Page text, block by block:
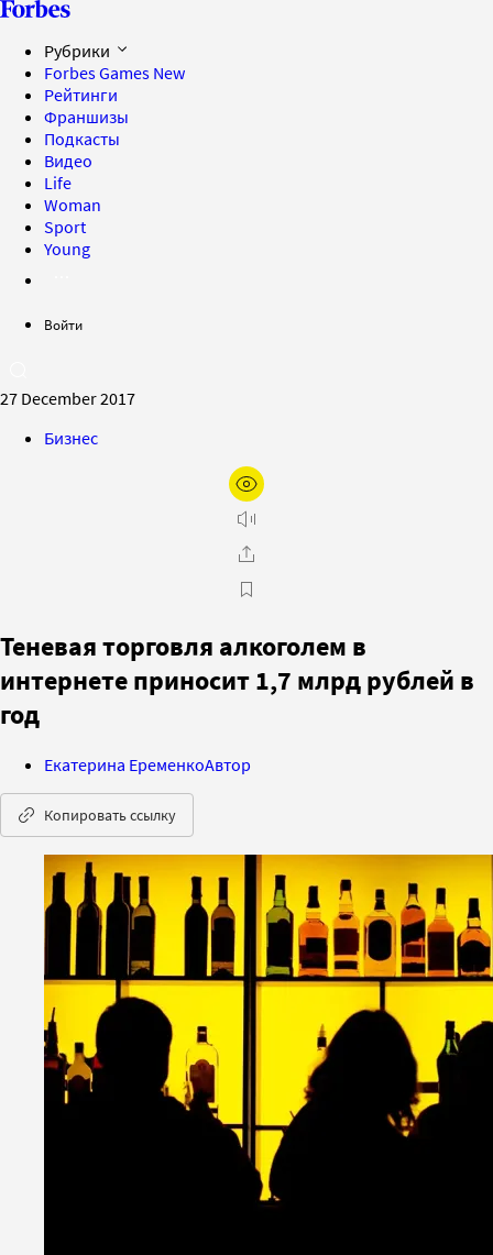
Рубрики
Forbes Games New
Рейтинги
Франшизы
Подкасты
Видео
Life
Woman
Sport
Young
Войти
27 December 2017
Бизнес
Теневая торговля алкоголем в
интернете приносит 1,7 млрд рублей в
год
Екатерина ЕременкоАвтор
Копировать ссылку